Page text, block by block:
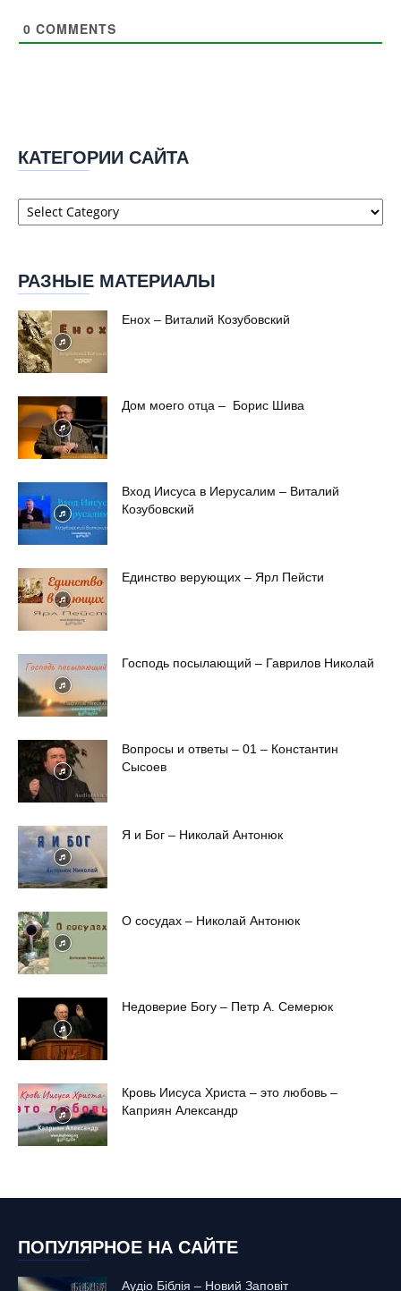
0 COMMENTS
КАТЕГОРИИ САЙТА
Категории
сайта
РАЗНЫЕ МАТЕРИАЛЫ
Енох – Виталий Козубовский
Дом моего отца – Борис Шива
Вход Иисуса в Иерусалим – Виталий
Козубовский
Единство верующих – Ярл Пейсти
Господь посылающий – Гаврилов Николай
Вопросы и ответы – 01 – Константин
Сысоев
Я и Бог – Николай Антонюк
О сосудах – Николай Антонюк
Недоверие Богу – Петр А. Семерюк
Кровь Иисуса Христа – это любовь –
Каприян Александр
ПОПУЛЯРНОЕ НА САЙТЕ
Аудіо Біблія – Новий Заповіт